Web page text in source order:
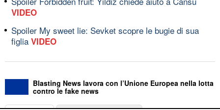
VIDEO
Spoiler My sweet lie: Sevket scopre le bugie di sua
figlia VIDEO
Blasting News lavora con l’Unione Europea nella lotta
contro le fake news